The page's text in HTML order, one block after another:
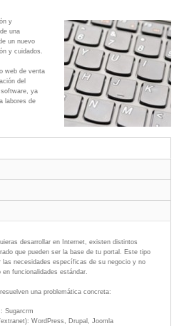
y
una
un nuevo
y cuidados.
web de venta
del
ya
labores de
desarrollar en Internet, existen distintos
que pueden ser la base de tu portal. Este tipo
las necesidades específicas de su negocio y no
funcionalidades estándar.
una problemática concreta:
Sugarcrm
WordPress, Drupal, Joomla